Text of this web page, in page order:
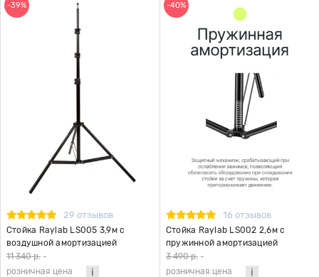
-39%
29 отзывов
Стойка Raylab LS005 3,9м с
воздушной амортизацией
11 340 р. -
розничная цена
-40%
16 отзывов
Стойка Raylab LS002 2,6м с
пружинной амортизацией
3 490 р. -
розничная цена